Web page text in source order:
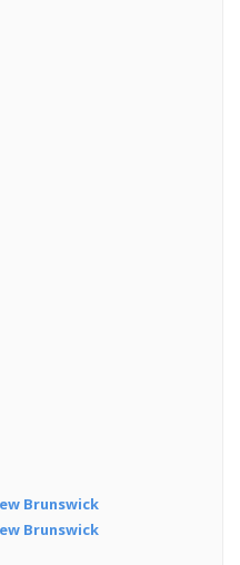
Brunswick
Brunswick